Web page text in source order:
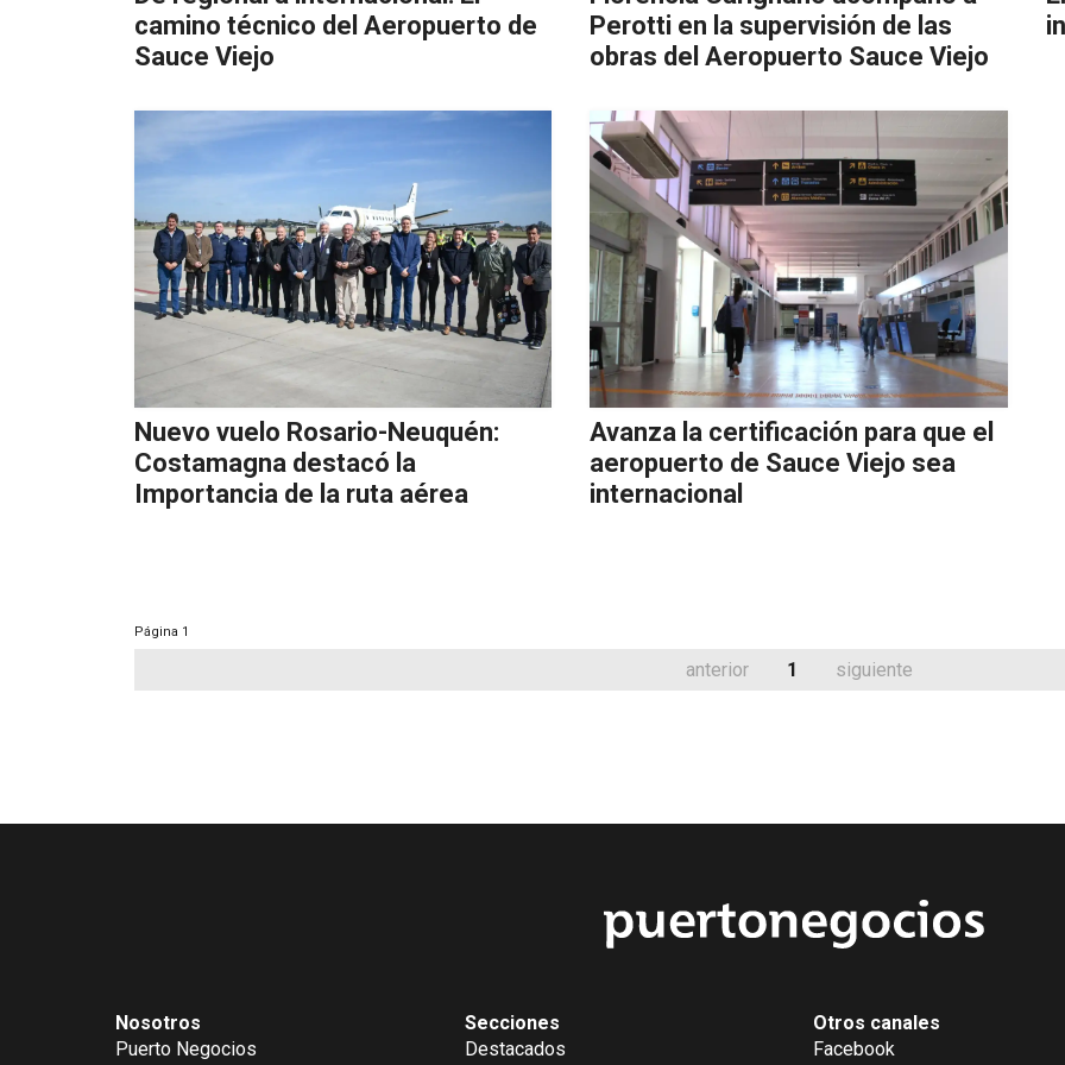
camino técnico del Aeropuerto de
Sauce Viejo
Perotti en la supervisión de las
obras del Aeropuerto Sauce Viejo
Nuevo vuelo Rosario-Neuquén:
Costamagna destacó la
Importancia de la ruta aérea
Avanza la certificación para que el
aeropuerto de Sauce Viejo sea
internacional
Página 1
anterior 1 siguiente
Nosotros
Puerto Negocios
Secciones
Destacados
Otros canales
Facebook